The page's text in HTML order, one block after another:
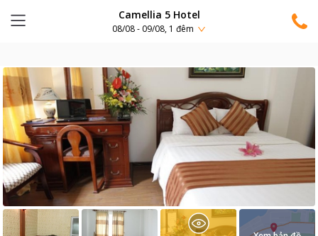
Camellia 5 Hotel
08/08 - 09/08, 1 đêm